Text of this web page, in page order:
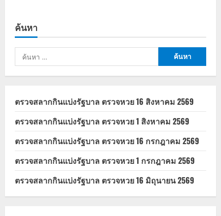
ช่อง
ลง
รับ
เยียวยา
ค้นหา
ค้นหา
สำหรับ:
ตรวจสลากกินแบ่งรัฐบาล ตรวจหวย 16 สิงหาคม 2569
ตรวจสลากกินแบ่งรัฐบาล ตรวจหวย 1 สิงหาคม 2569
ตรวจสลากกินแบ่งรัฐบาล ตรวจหวย 16 กรกฎาคม 2569
ตรวจสลากกินแบ่งรัฐบาล ตรวจหวย 1 กรกฎาคม 2569
ตรวจสลากกินแบ่งรัฐบาล ตรวจหวย 16 มิถุนายน 2569